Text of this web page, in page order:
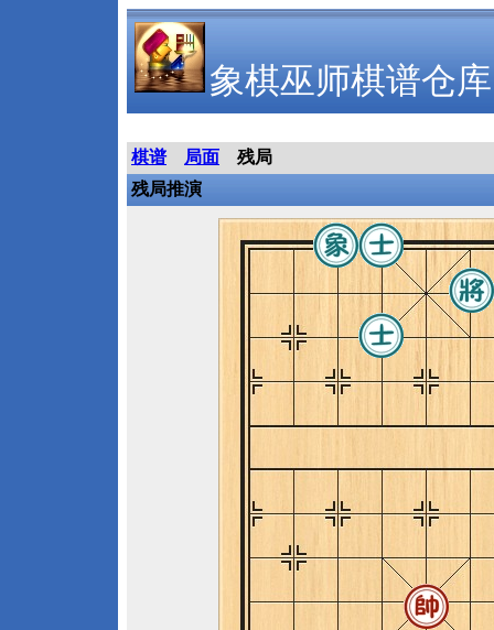
象棋巫师棋谱仓库
棋谱 局面
残局
残局推演